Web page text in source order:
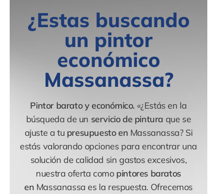
¿Estas buscando
un pintor
económico
Massanassa?
Pintor barato y económico. «¿Estás en la
búsqueda de un servicio de pintura que se
ajuste a tu presupuesto en Massanassa? Si
estás valorando opciones para encontrar una
solución de calidad sin gastos excesivos,
nuestra oferta como pintores baratos
en Massanassa es la respuesta. Ofrecemos